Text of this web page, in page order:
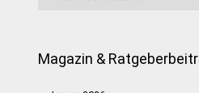
Magazin &